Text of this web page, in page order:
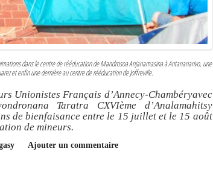
dans le centre de rééducation de Mandrosoa Anjanamasina à Antananarivo, une
et enfin une dernière au centre de rééducation de Joffreville.
Unionistes Français d’Annecy-Chambéryavec
Taratra CXVIème d’Analamahitsy
de bienfaisance entre le 15 juillet et le 15 août
de mineurs.
Ajouter un commentaire